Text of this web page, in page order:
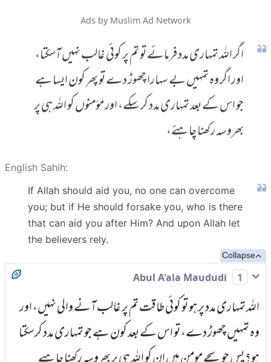
Ads by Muslim Ad Network
اگر اللہ تمہاری مدد فرمائے تو تم پر کوئی غالب نہیں آسکتا،
اور اگر وہ تمہیں بے سہارا چھوڑ دے تو پھر کون ایسا ہے
جو اس کے بعد تمہاری مدد کر سکے، اور مؤمنوں کو اللہ ہی پر
بھروسہ رکھنا چاہئے،
English Sahih:
If Allah should aid you, no one can overcome
you; but if He should forsake you, who is there
that can aid you after Him? And upon Allah let
the believers rely.
Collapse
1
اللہ تمہاری مدد پر ہو تو کوئی طاقت تم پر غالب آنے والی نہیں، اور
وہ تمہیں چھوڑ دے، تو اس کے بعد کون ہے جو تمہاری مدد کرسکتا